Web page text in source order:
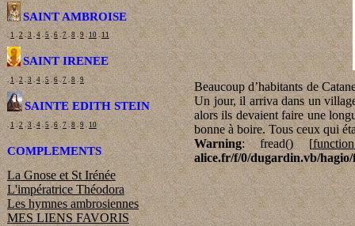
SAINT AMBROISE
1 2. 3 4 5 . 6 .7 8 9 10 11
SAINT IRENEE
1 . 2 3 .4 . 5 6 . 7 .8. 9
SAINTE EDITH STEIN
1 2. 3 4 5 . 6 7 8 9 10
COMPLEMENTS
La Gnose et St Irénée
L'impératrice Théodora
Les hymnes ambrosiennes
MES LIENS FAVORIS
Beaucoup d’habitants de
Un jour, il arriva dans un
alors ils devaient faire une
bonne à boire. Tous ceux qui
Warning: fread() [
alice.fr/f/0/dugardin.vb/